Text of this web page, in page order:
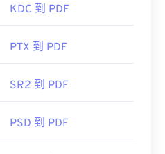
KDC 到 PDF
PTX 到 PDF
SR2 到 PDF
PSD 到 PDF